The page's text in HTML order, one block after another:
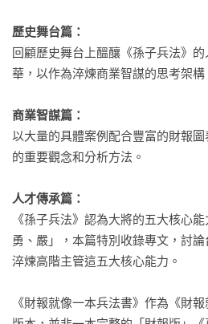
歷史舞台篇：
回顧歷史舞台上醞釀《孫子兵法》
華，以作為淬煉商業智謀的思考架構
商業智謀篇：
以大量的具體案例配合豐富的財報
的重要觀念和分析方法。
人才傳承篇：
《孫子兵法》認為大將的五大核心
勇、嚴」，本篇特別收錄專文，討
淬煉高階主管這五大核心能力。
《財報就像一本兵法書》作為《財